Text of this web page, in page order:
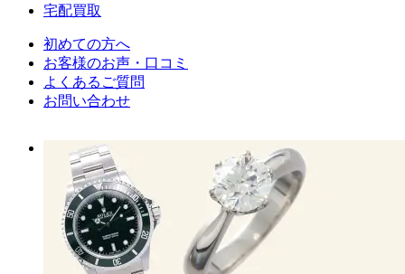
宅配買取
初めての方へ
お客様のお声・口コミ
よくあるご質問
お問い合わせ